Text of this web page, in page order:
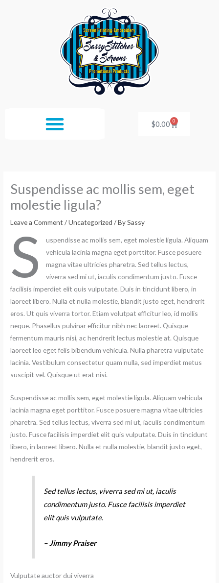
$0.00 0
Cart
Suspendisse ac mollis sem, eget
molestie ligula?
Leave a Comment /Uncategorized / BySassy
S
uspendisse ac mollis sem, eget molestie ligula. Aliquam
vehicula lacinia magna eget porttitor. Fusce posuere
magna vitae ultricies pharetra. Sed tellus lectus,
viverra sed mi ut, iaculis condimentum justo. Fusce
facilisis imperdiet elit quis vulputate. Duis in tincidunt libero, in
laoreet libero. Nulla et nulla molestie, blandit justo eget, hendrerit
eros. Ut quis viverra tortor. Etiam volutpat efficitur leo, id mollis
neque. Phasellus pulvinar efficitur nibh nec laoreet. Quisque
fermentum mauris nisi, ac hendrerit lectus molestie at. Quisque
laoreet leo eget felis bibendum vehicula. Nulla pharetra vulputate
lacinia. Vestibulum consectetur quam nulla, sed imperdiet metus
suscipit vel. Quisque ut erat nisi.
Suspendisse ac mollis sem, eget molestie ligula. Aliquam vehicula
lacinia magna eget porttitor. Fusce posuere magna vitae ultricies
pharetra. Sed tellus lectus, viverra sed mi ut, iaculis condimentum
justo. Fusce facilisis imperdiet elit quis vulputate. Duis in tincidunt
libero, in laoreet libero. Nulla et nulla molestie, blandit justo eget,
hendrerit eros.
Sed tellus lectus, viverra sed mi ut, iaculis
condimentum justo. Fusce facilisis imperdiet
elit quis vulputate.
– Jimmy Praiser
Vulputate auctor dui viverra